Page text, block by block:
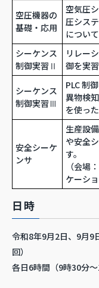
空圧機器の
基礎・応用
空気圧
圧シス
につい
シーケンス
制御実習Ⅱ
リレー
御を実習
シーケンス
制御実習Ⅲ
PLC 制
異物検
を使っ
安全シーケ
ンサ
生産設
や安全
す。
（会場
ケーシ
日時
令和8年9月2日、9月9
回）
各日6時間（9時30分